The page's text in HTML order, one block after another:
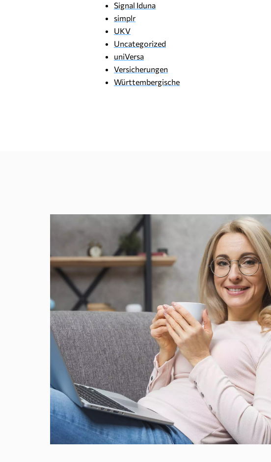
Signal Iduna
simplr
UKV
Uncategorized
uniVersa
Versicherungen
Württembergische